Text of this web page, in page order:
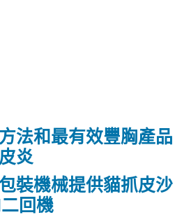
法和最有效豐胸產品
炎
裝機械提供貓抓皮沙
回機